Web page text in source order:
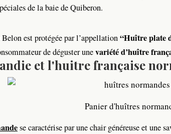
de la baie de Quiberon.
est protégée par l’appellation“Huître plate
de déguster unevariété d’huître
et l'huitre française
Panier d'huîtres
se caractérise par une chair généreuse et une